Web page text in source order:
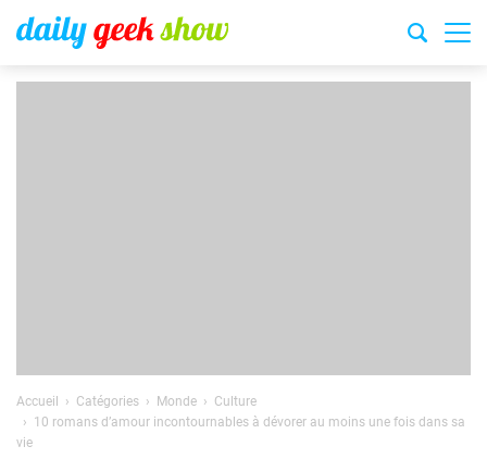
Accueil Catégories Monde
Culture
10 romans d’amour incontournables à dévorer au moins une fois dans sa
vie